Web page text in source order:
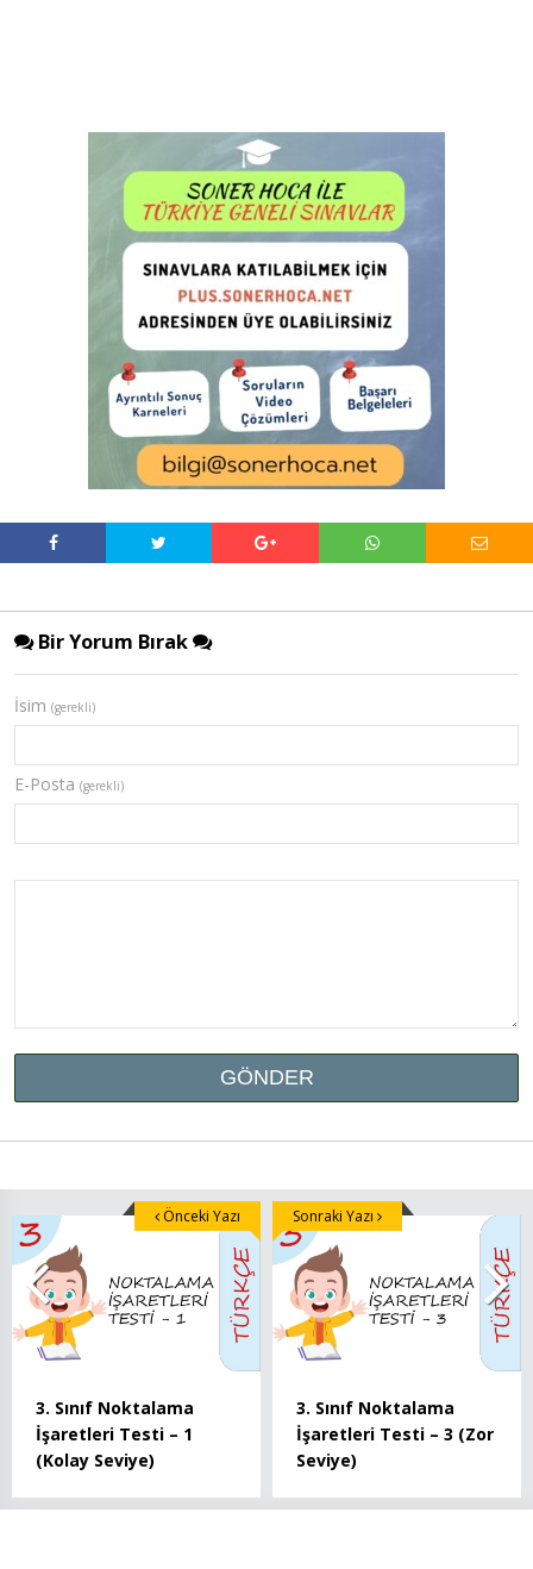
Bir Yorum Bırak
İsim (gerekli)
E-Posta (gerekli)
3. Sınıf Noktalama
İşaretleri Testi – 1
(Kolay Seviye)
Önceki Yazı
3. Sınıf Noktalama
İşaretleri Testi – 3 (Zor
Seviye)
Sonraki Yazı